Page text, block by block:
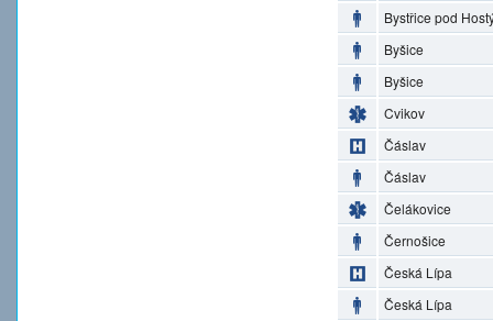
Bystřice pod
Byšice
Byšice
Cvikov
Čáslav
Čáslav
Čelákovice
Černošice
Česká Lípa
Česká Lípa